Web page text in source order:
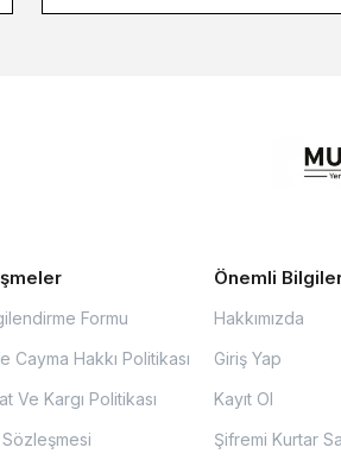
Formu
Cayma Hakkı Politikası
Ve Kargı Politikası
Önemli
Hakkımızda
Giriş Yap
Kayıt Ol
Şifremi Kurtar